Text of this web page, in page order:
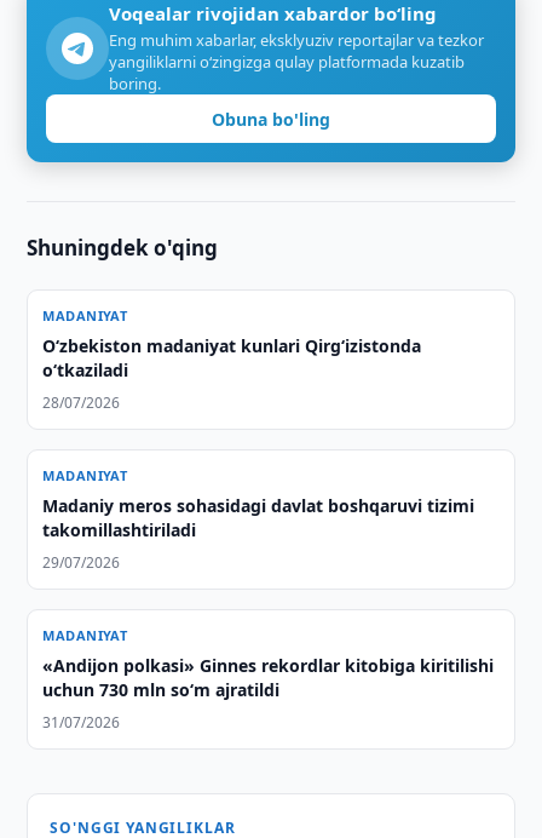
Voqealar rivojidan xabardor bo‘ling
Eng muhim xabarlar, eksklyuziv reportajlar va tezkor
yangiliklarni o‘zingizga qulay platformada kuzatib
boring.
Obuna bo'ling
Shuningdek o'qing
MADANIYAT
O‘zbekiston madaniyat kunlari Qirg‘izistonda
o‘tkaziladi
28/07/2026
MADANIYAT
Madaniy meros sohasidagi davlat boshqaruvi tizimi
takomillashtiriladi
29/07/2026
MADANIYAT
«Andijon polkasi» Ginnes rekordlar kitobiga kiritilishi
uchun 730 mln so‘m ajratildi
31/07/2026
SO'NGGI YANGILIKLAR